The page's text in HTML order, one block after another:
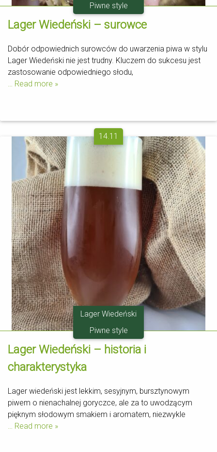
Piwne style
Lager Wiedeński – surowce
Dobór odpowiednich surowców do uwarzenia piwa w stylu
Lager Wiedeński nie jest trudny. Kluczem do sukcesu jest
zastosowanie odpowiedniego słodu,
… Read more »
14.11
Lager Wiedeński
Piwne style
Lager Wiedeński – historia i
charakterystyka
Lager wiedeński jest lekkim, sesyjnym, bursztynowym
piwem o nienachalnej goryczce, ale za to uwodzącym
pięknym słodowym smakiem i aromatem, niezwykle
… Read more »